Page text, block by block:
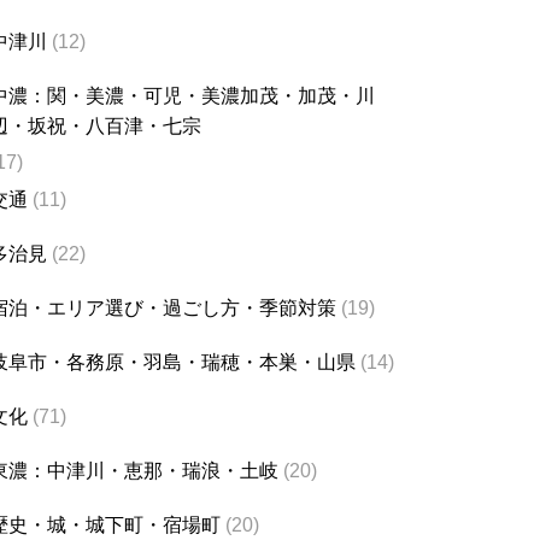
津川 (12)
濃：関・美濃・可児・美濃加茂・加茂・川
・坂祝・八百津・七宗
通 (11)
治見 (22)
泊・エリア選び・過ごし方・季節対策 (19)
阜市・各務原・羽島・瑞穂・本巣・山県 (14)
化 (71)
濃：中津川・恵那・瑞浪・土岐 (20)
史・城・城下町・宿場町 (20)